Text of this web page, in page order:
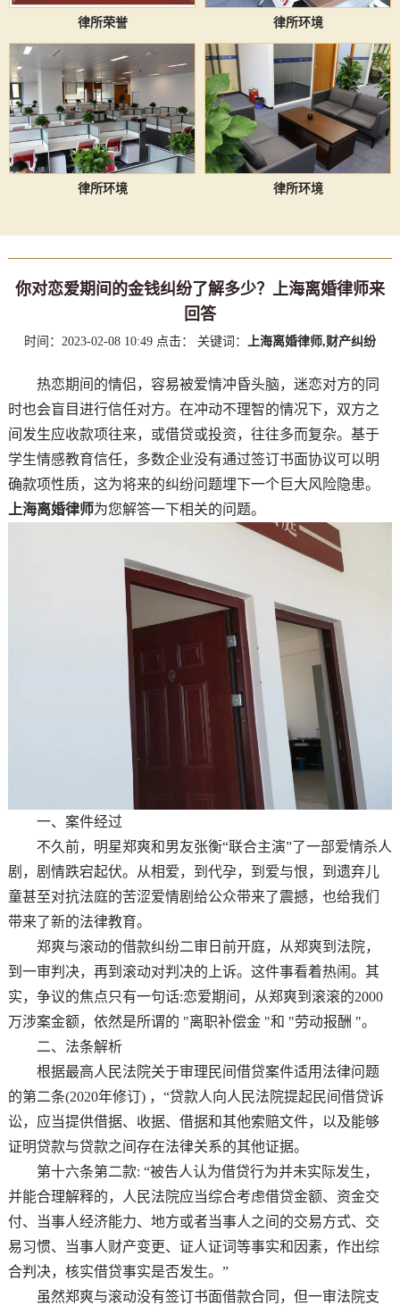
律所荣誉 律所环境
律所环境 律所环境
你对恋爱期间的金钱纠纷了解多少？上海离婚律师来
回答
时间：2023-02-08 10:49 点击： 关键词： 上海离婚律师,财产纠纷
热恋期间的情侣，容易被爱情冲昏头脑，迷恋对方的同
时也会盲目进行信任对方。在冲动不理智的情况下，双方之
间发生应收款项往来，或借贷或投资，往往多而复杂。基于
学生情感教育信任，多数企业没有通过签订书面协议可以明
确款项性质，这为将来的纠纷问题埋下一个巨大风险隐患。
上海离婚律师为您解答一下相关的问题。
一、案件经过
不久前，明星郑爽和男友张衡“联合主演”了一部爱情杀人
剧，剧情跌宕起伏。从相爱，到代孕，到爱与恨，到遗弃儿
童甚至对抗法庭的苦涩爱情剧给公众带来了震撼，也给我们
带来了新的法律教育。
郑爽与滚动的借款纠纷二审日前开庭，从郑爽到法院，
到一审判决，再到滚动对判决的上诉。这件事看着热闹。其
实，争议的焦点只有一句话:恋爱期间，从郑爽到滚滚的2000
万涉案金额，依然是所谓的 "离职补偿金 "和 "劳动报酬 "。
二、法条解析
根据最高人民法院关于审理民间借贷案件适用法律问题
的第二条(2020年修订) ，“贷款人向人民法院提起民间借贷诉
讼，应当提供借据、收据、借据和其他索赔文件，以及能够
证明贷款与贷款之间存在法律关系的其他证据。
第十六条第二款: “被告人认为借贷行为并未实际发生，
并能合理解释的，人民法院应当综合考虑借贷金额、资金交
付、当事人经济能力、地方或者当事人之间的交易方式、交
易习惯、当事人财产变更、证人证词等事实和因素，作出综
合判决，核实借贷事实是否发生。”
虽然郑爽与滚动没有签订书面借款合同，但一审法院支